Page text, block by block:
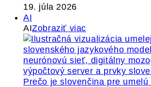
19. júla 2026
AI
AIZobraziť viac
Prečo je slovenčina pre